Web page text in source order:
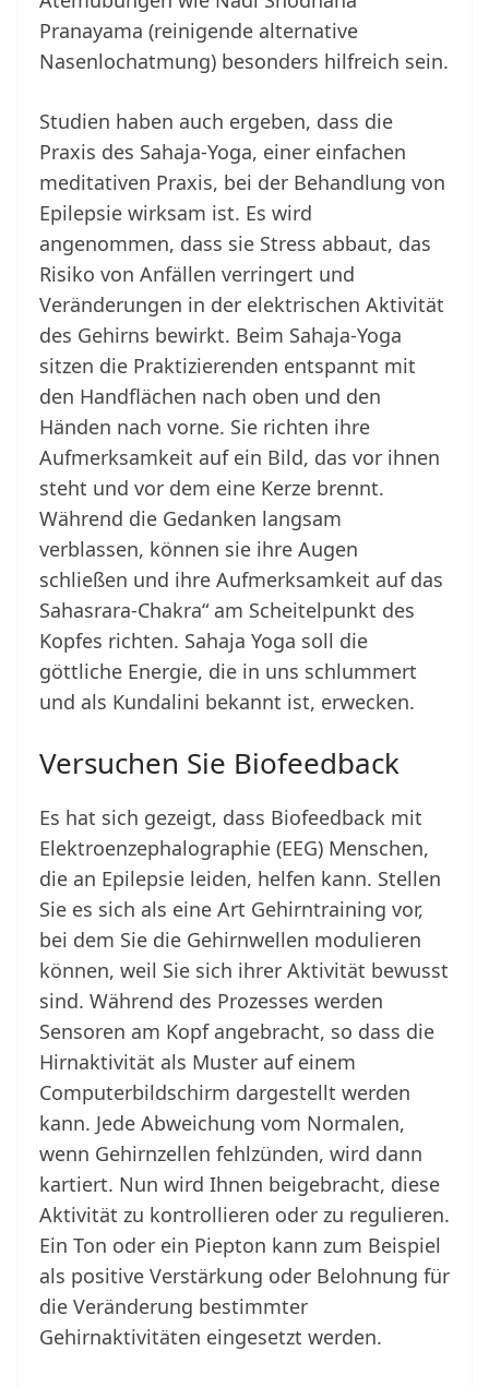
Pranayama (reinigende alternative
Nasenlochatmung) besonders hilfreich sein.
Studien haben auch ergeben, dass die
Praxis des Sahaja-Yoga, einer einfachen
meditativen Praxis, bei der Behandlung von
Epilepsie wirksam ist. Es wird
angenommen, dass sie Stress abbaut, das
Risiko von Anfällen verringert und
Veränderungen in der elektrischen Aktivität
des Gehirns bewirkt. Beim Sahaja-Yoga
sitzen die Praktizierenden entspannt mit
den Handflächen nach oben und den
Händen nach vorne. Sie richten ihre
Aufmerksamkeit auf ein Bild, das vor ihnen
steht und vor dem eine Kerze brennt.
Während die Gedanken langsam
verblassen, können sie ihre Augen
schließen und ihre Aufmerksamkeit auf das
Sahasrara-Chakra“ am Scheitelpunkt des
Kopfes richten. Sahaja Yoga soll die
göttliche Energie, die in uns schlummert
und als Kundalini bekannt ist, erwecken.
Versuchen Sie Biofeedback
Es hat sich gezeigt, dass Biofeedback mit
Elektroenzephalographie (EEG) Menschen,
die an Epilepsie leiden, helfen kann. Stellen
Sie es sich als eine Art Gehirntraining vor,
bei dem Sie die Gehirnwellen modulieren
können, weil Sie sich ihrer Aktivität bewusst
sind. Während des Prozesses werden
Sensoren am Kopf angebracht, so dass die
Hirnaktivität als Muster auf einem
Computerbildschirm dargestellt werden
kann. Jede Abweichung vom Normalen,
wenn Gehirnzellen fehlzünden, wird dann
kartiert. Nun wird Ihnen beigebracht, diese
Aktivität zu kontrollieren oder zu regulieren.
Ein Ton oder ein Piepton kann zum Beispiel
als positive Verstärkung oder Belohnung für
die Veränderung bestimmter
Gehirnaktivitäten eingesetzt werden.